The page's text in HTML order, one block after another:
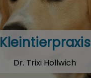
Kleintierpraxis
Dr. Trixi Hollwich